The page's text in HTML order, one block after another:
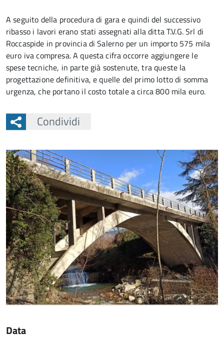
A seguito della procedura di gara e quindi del successivo
ribasso i lavori erano stati assegnati alla ditta T.V.G. Srl di
Roccaspide in provincia di Salerno per un importo 575 mila
euro iva compresa. A questa cifra occorre aggiungere le
spese tecniche, in parte già sostenute, tra queste la
progettazione definitiva, e quelle del primo lotto di somma
urgenza, che portano il costo totale a circa 800 mila euro.
Condividi
Data